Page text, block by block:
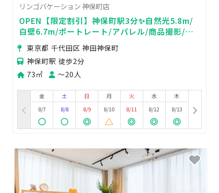
リンゴバケーション 神保町店
OPEN【限定割引】神保町駅3分✨自然光5.8m/
白壁6.7m/ポートレート/アパレル/商品撮影/イ
ンタビュー/前撮り/撮影会
東京都 千代田区 神田神保町
神保町駅 徒歩2分
73㎡
〜20人
金
8/7
土
8/8
日
8/9
月
8/10
火
8/11
水
8/12
木
8/13